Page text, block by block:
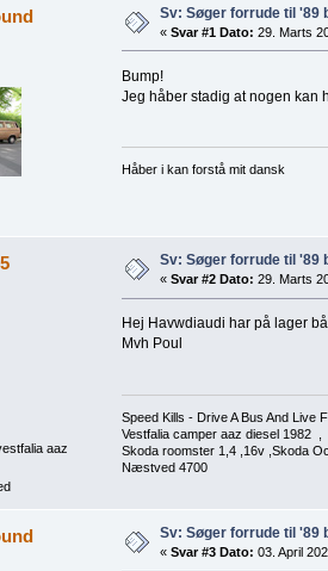
Sv: Søger forrude til '89
« Svar #1 Dato: 29. Marts
Bump!
Jeg håber stadig at nogen kan
Håber i kan forstå mit dansk
aaz
Sv: Søger forrude til '89
« Svar #2 Dato: 29. Marts
Hej Havwdiaudi har på lager
Mvh Poul
Speed Kills - Drive A Bus And Live
Vestfalia camper aaz diesel 1982 ,
Skoda roomster 1,4 ,16v ,Skoda
Næstved 4700
Sv: Søger forrude til '89
« Svar #3 Dato: 03. April